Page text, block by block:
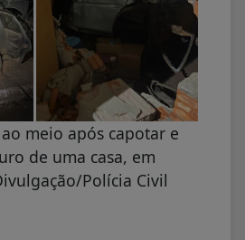
meio após capotar e
de uma casa, em
Polícia Civil